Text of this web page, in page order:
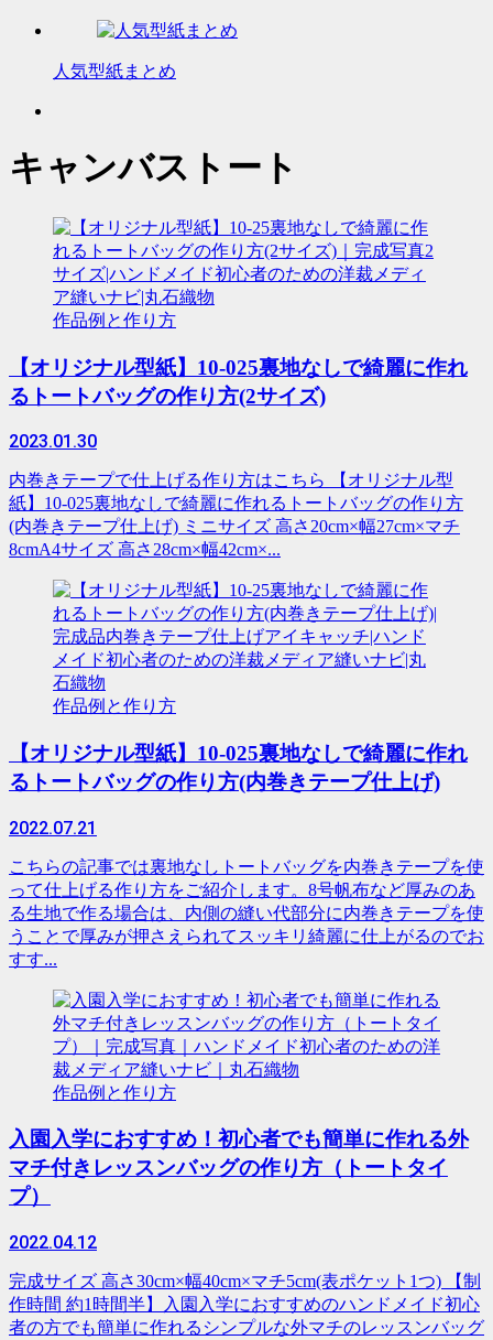
人気型紙まとめ
キャンバストート
作品例と作り方
【オリジナル型紙】10-025裏地なしで綺麗に作れ
るトートバッグの作り方(2サイズ)
2023.01.30
内巻きテープで仕上げる作り方はこちら 【オリジナル型
紙】10-025裏地なしで綺麗に作れるトートバッグの作り方
(内巻きテープ仕上げ) ミニサイズ 高さ20cm×幅27cm×マチ
8cmA4サイズ 高さ28cm×幅42cm×...
作品例と作り方
【オリジナル型紙】10-025裏地なしで綺麗に作れ
るトートバッグの作り方(内巻きテープ仕上げ)
2022.07.21
こちらの記事では裏地なしトートバッグを内巻きテープを使
って仕上げる作り方をご紹介します。8号帆布など厚みのあ
る生地で作る場合は、内側の縫い代部分に内巻きテープを使
うことで厚みが押さえられてスッキリ綺麗に仕上がるのでお
すす...
作品例と作り方
入園入学におすすめ！初心者でも簡単に作れる外
マチ付きレッスンバッグの作り方（トートタイ
プ）
2022.04.12
完成サイズ 高さ30cm×幅40cm×マチ5cm(表ポケット1つ) 【制
作時間 約1時間半】入園入学におすすめのハンドメイド初心
者の方でも簡単に作れるシンプルな外マチのレッスンバッグ